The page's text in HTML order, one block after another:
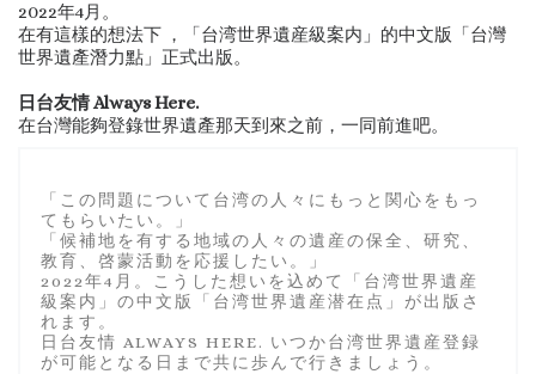
2022年4月。
在有這樣的想法下 ，「台湾世界遺産級案内」的中文版「台灣
世界遺產潛力點」正式出版。
日台友情 Always Here.
在台灣能夠登錄世界遺產那天到來之前，一同前進吧。
「この問題について台湾の人々にもっと関心をもっ
てもらいたい。」
「候補地を有する地域の人々の遺産の保全、研究、
教育、啓蒙活動を応援したい。」
2022年4月。こうした想いを込めて「台湾世界遺産
級案内」の中文版「台湾世界遺産潜在点」が出版さ
れます。
日台友情 ALWAYS HERE. いつか台湾世界遺産登録
が可能となる日まで共に歩んで行きましょう。